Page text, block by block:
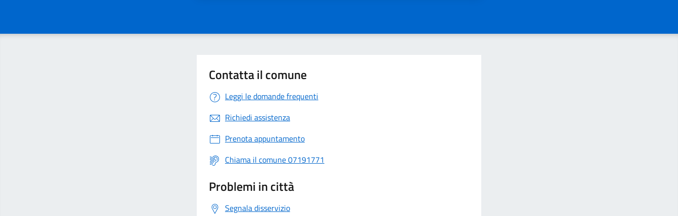
Contatta il comune
Leggi le domande frequenti
Richiedi assistenza
Prenota appuntamento
Chiama il comune 07191771
Problemi in città
Segnala disservizio